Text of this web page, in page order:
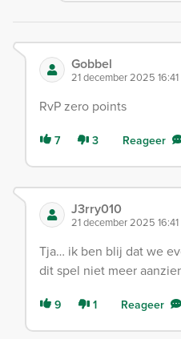
Gobbel
21 december 2025 16:41
RvP zero points
7 3 Reageer
J3rry010
21 december 2025 16:41
Tja… ik ben blij dat we
dit spel niet meer
9 1 Reageer